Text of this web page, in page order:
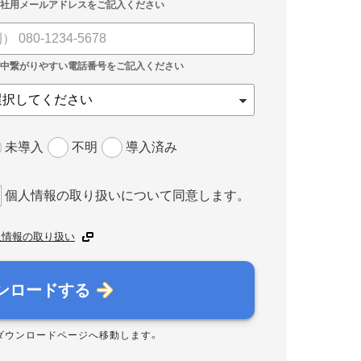
未導入 不明 導入済み
個人情報の取り扱いについて同意します。
報の取り扱い
ロードする
ウンロードページへ移動します。